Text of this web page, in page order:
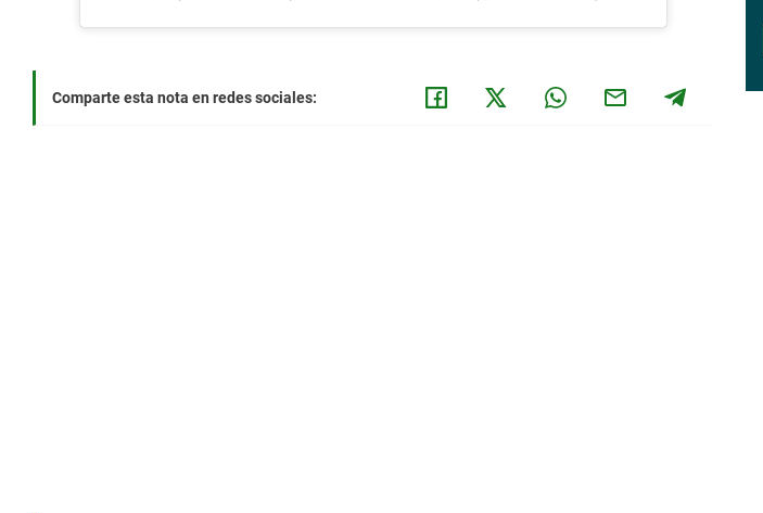
Comparte esta nota en redes sociales: